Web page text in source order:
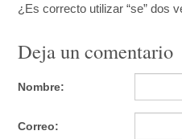
¿Es correcto utilizar “se” dos
Deja un comentario
Nombre:
Correo: